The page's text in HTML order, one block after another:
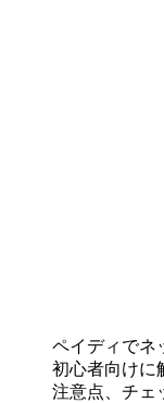
ペイディでネ
初心者向けに
注意点、チェ